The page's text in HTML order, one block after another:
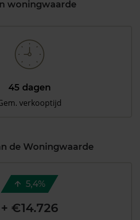
woningwaarde
45 dagen
verkooptijd
de Woningwaarde
5,4%
+ €14.726